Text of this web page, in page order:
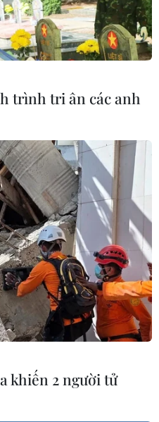
trình tri ân các anh
khiến 2 người tử